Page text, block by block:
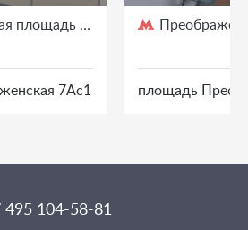
площадь / 3 мин. пешком
7Ас1 площадь
495 104-58-81